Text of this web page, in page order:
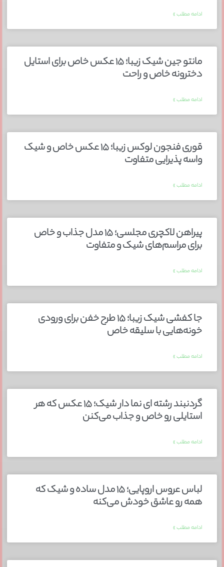
ادامه مطلب »
مانتو جین شیک زیبا؛ ۱۵ عکس خاص برای استایل
دخترونه خاص و راحت
ادامه مطلب »
قوری فنجون لوکس زیبا؛ ۱۵ عکس خاص و شیک
واسه پذیرایی متفاوت
ادامه مطلب »
پیراهن لاکچری مجلسی؛ ۱۵ مدل جذاب و خاص
برای مراسم‌های شیک و متفاوت
ادامه مطلب »
جا کفشی شیک زیبا؛ ۱۵ طرح خفن برای ورودی
خونه‌هایی با سلیقه خاص
ادامه مطلب »
گردنبند رشته ای نما دار شیک؛ ۱۵ عکس که هر
استایلی رو خاص و جذاب می‌کنن
ادامه مطلب »
لباس عروس اروپایی؛ ۱۵ مدل ساده و شیک که
همه رو عاشق خودش می‌کنه
ادامه مطلب »